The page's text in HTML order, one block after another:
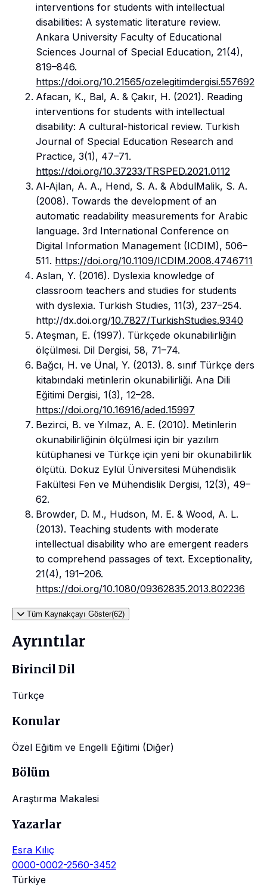
interventions for students with intellectual
disabilities: A systematic literature review.
Ankara University Faculty of Educational
Sciences Journal of Special Education, 21(4),
819–846.
https://doi.org/10.21565/ozelegitimdergisi.557692
Afacan, K., Bal, A. & Çakır, H. (2021). Reading
interventions for students with intellectual
disability: A cultural-historical review. Turkish
Journal of Special Education Research and
Practice, 3(1), 47–71.
https://doi.org/10.37233/TRSPED.2021.0112
Al-Ajlan, A. A., Hend, S. A. & AbdulMalik, S. A.
(2008). Towards the development of an
automatic readability measurements for Arabic
language. 3rd International Conference on
Digital Information Management (ICDIM), 506–
511. https://doi.org/10.1109/ICDIM.2008.4746711
Aslan, Y. (2016). Dyslexia knowledge of
classroom teachers and studies for students
with dyslexia. Turkish Studies, 11(3), 237–254.
http://dx.doi.org/10.7827/TurkishStudies.9340
Ateşman, E. (1997). Türkçede okunabilirliğin
ölçülmesi. Dil Dergisi, 58, 71–74.
Bağcı, H. ve Ünal, Y. (2013). 8. sınıf Türkçe ders
kitabındaki metinlerin okunabilirliği. Ana Dili
Eğitimi Dergisi, 1(3), 12–28.
https://doi.org/10.16916/aded.15997
Bezirci, B. ve Yılmaz, A. E. (2010). Metinlerin
okunabilirliğinin ölçülmesi için bir yazılım
kütüphanesi ve Türkçe için yeni bir okunabilirlik
ölçütü. Dokuz Eylül Üniversitesi Mühendislik
Fakültesi Fen ve Mühendislik Dergisi, 12(3), 49–
62.
Browder, D. M., Hudson, M. E. & Wood, A. L.
(2013). Teaching students with moderate
intellectual disability who are emergent readers
to comprehend passages of text. Exceptionality,
21(4), 191–206.
https://doi.org/10.1080/09362835.2013.802236
Tüm Kaynakçayı Göster(62)
Ayrıntılar
Birincil Dil
Türkçe
Konular
Özel Eğitim ve Engelli Eğitimi (Diğer)
Bölüm
Araştırma Makalesi
Yazarlar
Esra Kılıç
0000-0002-2560-3452
Türkiye